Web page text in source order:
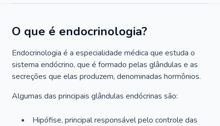
O que é endocrinologia?
Endocrinologia é a especialidade médica que estuda o
sistema endócrino, que é formado pelas glândulas e as
secreções que elas produzem, denominadas hormônios.
Algumas das principais glândulas endócrinas são:
Hipófise, principal responsável pelo controle das